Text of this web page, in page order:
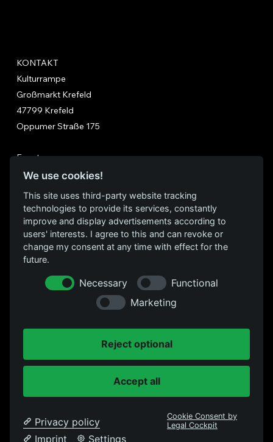
© 2026 Kulturrampe Krefeld.
KONTAKT
Kulturrampe
Großmarkt Krefeld
Oppumer Straße 175
47799 Krefeld
FOLGE UNS
Instagram
Facebook
Events
Über uns
FAQs
Kontakt
Datenschutz
Impressum
We use cookies!
This site uses third-party website tracking
technologies to provide its services, constantly
improve and display advertisements according to
users' interests. I agree to this and can revoke or
change my consent at any time with effect for the
future.
Necessary
Functional
Marketing
Reject optional
Accept all
Privacy policy
Imprint
Settings
Cookie Consent by
Legal Cockpit